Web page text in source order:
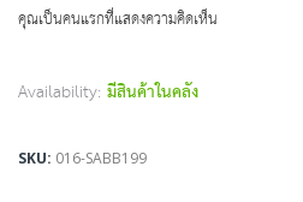
คุณเป็นคนแรกที่แสดงความคิดเห็น
Availability: มีสินค้าในคลัง
SKU 016-SABB199